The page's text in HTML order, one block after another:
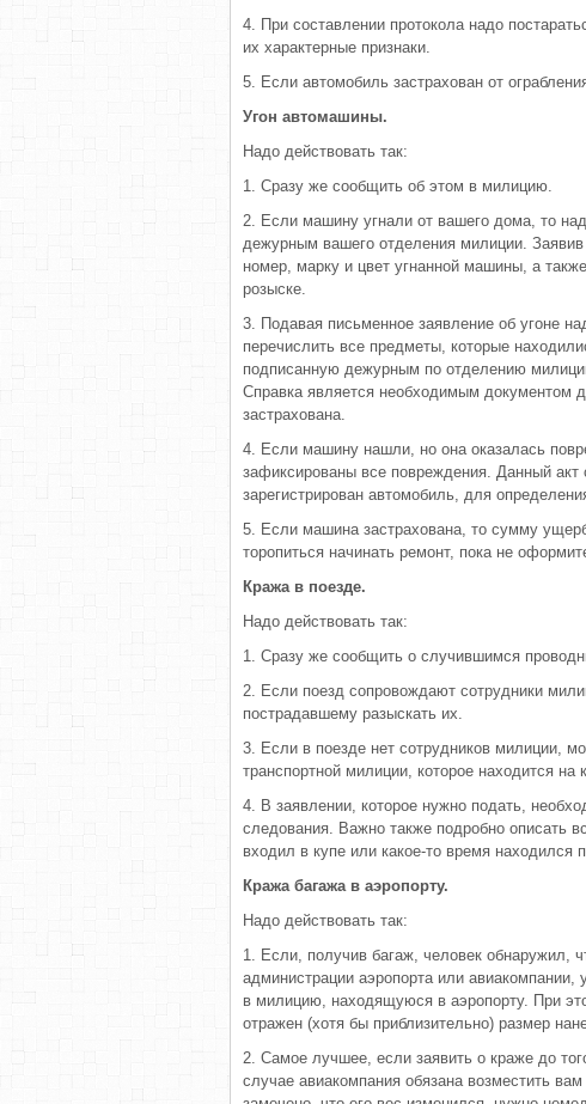
4. При составлении протокола надо
их характерные признаки.
5. Если автомобиль застрахован от
Угон автомашины.
Надо действовать так:
1. Сразу же сообщить об этом в милицию.
2. Если машину угнали от вашего дома, то
дежурным вашего отделения милиции.
номер, марку и цвет угнанной машины, а
розыске.
3. Подавая письменное заявление об угоне
перечислить все предметы, которые
подписанную дежурным по отделению
Справка является необходимым документом
застрахована.
4. Если машину нашли, но она оказалась
зафиксированы все повреждения. Данный акт
зарегистрирован автомобиль, для
5. Если машина застрахована, то сумму
торопиться начинать ремонт, пока не
Кража в поезде.
Надо действовать так:
1. Сразу же сообщить о случившимся
2. Если поезд сопровождают сотрудники
пострадавшему разыскать их.
3. Если в поезде нет сотрудников милиции,
транспортной милиции, которое находится на
4. В заявлении, которое нужно подать,
следования. Важно также подробно описать
входил в купе или какое-то время находился
Кража багажа в аэропорту.
Надо действовать так:
1. Если, получив багаж, человек обнаружил,
администрации аэропорта или авиакомпании,
в милицию, находящуюся в аэропорту. При
отражен (хотя бы приблизительно) размер
2. Самое лучшее, если заявить о краже до
случае авиакомпания обязана возместить